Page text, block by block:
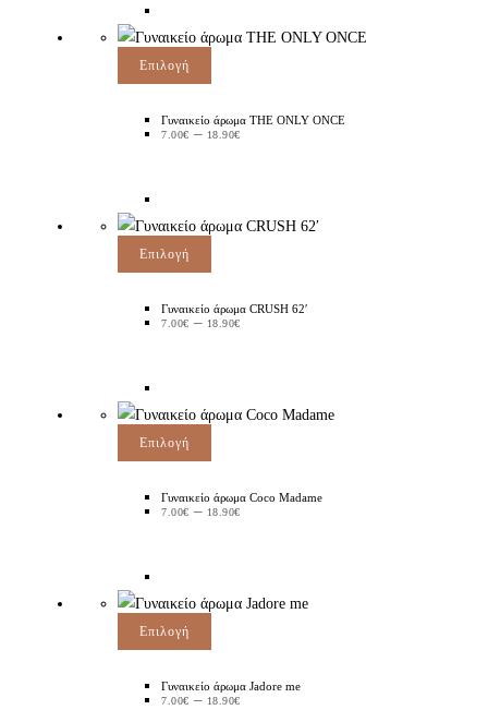
Επιλογή
Γυναικείο άρωμα THE ONLY ONCE
7.00€ – 18.90€
Επιλογή
Γυναικείο άρωμα CRUSH 62′
7.00€ – 18.90€
Επιλογή
Γυναικείο άρωμα Coco Madame
7.00€ – 18.90€
Επιλογή
Γυναικείο άρωμα Jadore me
7.00€ – 18.90€